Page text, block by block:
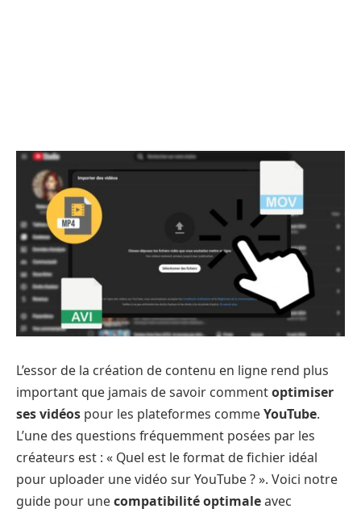
L’essor de la création de contenu en ligne rend plus
important que jamais de savoir commentoptimiser
ses vidéos pour les plateformes commeYouTube.
L’une des questions fréquemment posées par les
créateurs est : « Quel est le format de fichier idéal
pour uploader une vidéo sur YouTube ? ». Voici notre
guide pour unecompatibilité optimaleavec